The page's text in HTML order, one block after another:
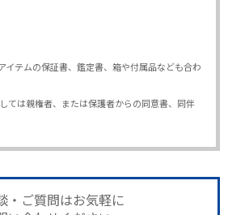
イテムの保証書、鑑定書、箱や付属品なども合わ
ては親権者、または保護者からの同意書、同伴
・ご質問はお気軽に